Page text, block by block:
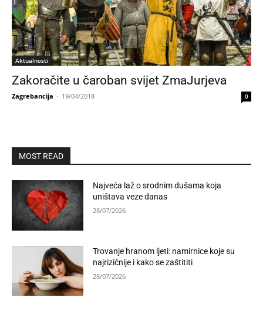
Aktualnosti
Zakoračite u čaroban svijet ZmaJurjeva
Zagrebancija - 19/04/2018 0
MOST READ
Najveća laž o srodnim dušama koja
uništava veze danas
28/07/2026
Trovanje hranom ljeti: namirnice koje su
najrizičnije i kako se zaštititi
28/07/2026